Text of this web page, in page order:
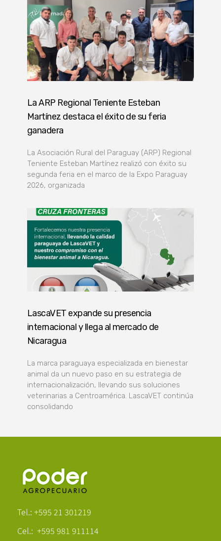
La ARP Regional Teniente Esteban
Martínez destaca el éxito de su feria
ganadera
La Asociación Rural del Paraguay (ARP) Regional
Teniente Esteban Martínez realizó con éxito su
segunda feria en el marco de la Expo Paraguay
2026, organizada
LascaVET expande su presencia
internacional y llega al mercado de
Nicaragua
La marca paraguaya especializada en bienestar
animal da un nuevo paso en su estrategia de
internacionalización, llevando sus soluciones
veterinarias a Centroamérica. LascaVET continúa
consolidando
Tel.: +595 21 301219
Cel.: +595 981 911114